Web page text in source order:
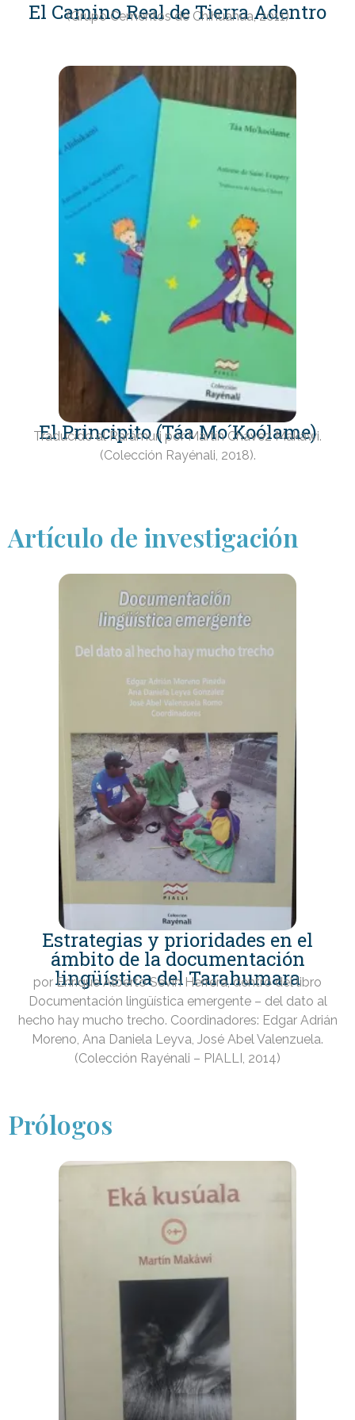
El Camino Real de Tierra Adentro
(Grupo Cementos de Chihuahua, 2011)
El Principito (Táa Mo´Koólame)
Traducido al Rarámuri por Martín Chávez Makawi.
(Colección Rayénali, 2018).
Artículo de investigación
Estrategias y prioridades en el
ámbito de la documentación
lingüística del Tarahumara
por Enrique Alberto Sevín Herrera, dentro del libro
Documentación lingüística emergente – del dato al
hecho hay mucho trecho. Coordinadores: Edgar Adrián
Moreno, Ana Daniela Leyva, José Abel Valenzuela.
(Colección Rayénali – PIALLI, 2014)
Prólogos